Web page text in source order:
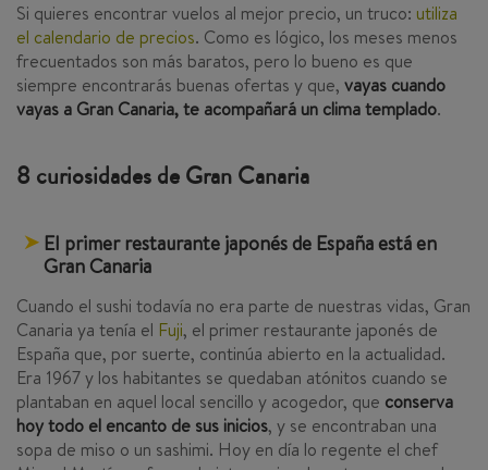
Si quieres encontrar vuelos al mejor precio, un truco: utiliza
el calendario de precios. Como es lógico, los meses menos
frecuentados son más baratos, pero lo bueno es que
siempre encontrarás buenas ofertas y que, vayas cuando
vayas a Gran Canaria, te acompañará un clima templado.
8 curiosidades de Gran Canaria
El primer restaurante japonés de España está en
Gran Canaria
Cuando el sushi todavía no era parte de nuestras vidas, Gran
Canaria ya tenía el Fuji, el primer restaurante japonés de
España que, por suerte, continúa abierto en la actualidad.
Era 1967 y los habitantes se quedaban atónitos cuando se
plantaban en aquel local sencillo y acogedor, que conserva
hoy todo el encanto de sus inicios, y se encontraban una
sopa de miso o un sashimi. Hoy en día lo regente el chef